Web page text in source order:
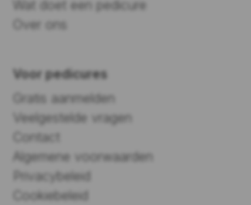
Wat doet een pedicure
Over ons
Voor pedicures
Gratis aanmelden
Veelgestelde vragen
Contact
Algemene voorwaarden
Privacybeleid
Cookiebeleid